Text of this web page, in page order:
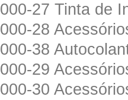
000-27 Tinta de
000-28
000-38
000-29
000-30